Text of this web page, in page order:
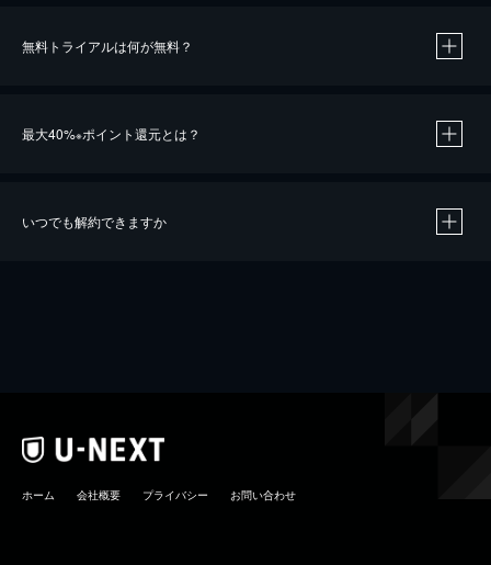
無料トライアルは何が無料？
最大40%※ポイント還元とは？
いつでも解約できますか
ホーム 会社概要 プライバシー お問い合わせ